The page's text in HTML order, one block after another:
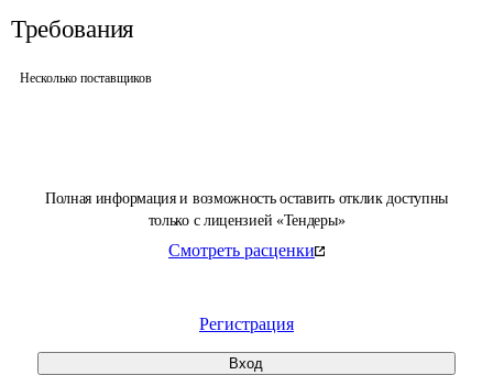
Полная информация и возможность оставить отклик доступны
только с лицензией «Тендеры»
Смотреть расценки
Регистрация
Вход
Требования
Несколько поставщиков